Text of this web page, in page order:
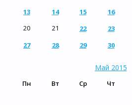
13
14 15 16
20
21 22 23
27
28 29 30
Май 2015
Пн Вт Ср Чт